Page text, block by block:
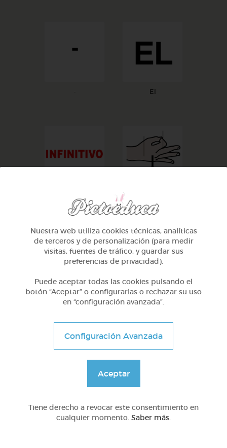
- El
el
Nombre-del-
comer
Nuestra web utiliza cookies técnicas, analíticas
de terceros y de personalización (para medir
visitas, fuentes de tráfico, y guardar sus
preferencias de privacidad).
Puede aceptar todas las cookies pulsando el
botón “Aceptar” o configurarlas o rechazar su uso
en “configuración avanzada”.
Configuración Avanzada
Aceptar
Tiene derecho a revocar este consentimiento en
cualquier momento. Saber más.